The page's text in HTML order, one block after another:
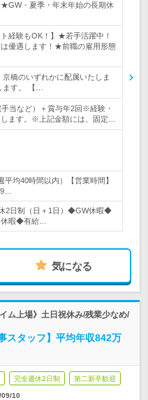
・夏季・年末年始の長期休
経験もOK！】★若手活躍中！
優遇します！★前職の雇用形態
橋のいずれかに配属いたしま
す。 【…
当など）＋賞与年2回※経験・
ます。※上記金額には、固定…
均40時間以内）【営業時間】
2日制（日＋1日）◆GW休暇◆
暇◆有給…
気になる
ム上場》土日祝休み/残業少なめ/
スタッフ】平均年収842万
完全週休2日制 第二新卒歓迎
10